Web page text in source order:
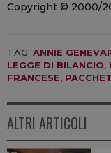
Copyright © 2000/
TAG: ANNIE
LEGGE DI BILANCIO,
FRANCESE,
ALTRI ARTICOLI